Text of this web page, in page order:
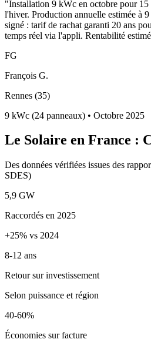
"Installation 9 kWc en octobre pour
l'hiver. Production annuelle estimée à
signé : tarif de rachat garanti 20 ans
temps réel via l'appli. Rentabilité
FG
François G.
Rennes (35)
9 kWc (24 panneaux) • Octobre 2025
Le Solaire en France :
Des données vérifiées issues des
SDES)
5,9 GW
Raccordés en 2025
+25% vs 2024
8-12 ans
Retour sur investissement
Selon puissance et région
40-60%
Économies sur facture